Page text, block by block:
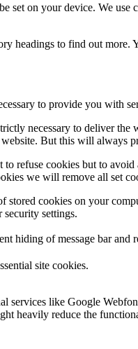
Ismerjük meg
Miserend
Miserend
A szentmise
set on your device. We
headings to find out more.
to provide you with
necessary to deliver
But this will always
refuse cookies but to
we will remove all set
stored cookies on your
security settings.
hiding of message bar
site cookies.
services like Google
heavily reduce the